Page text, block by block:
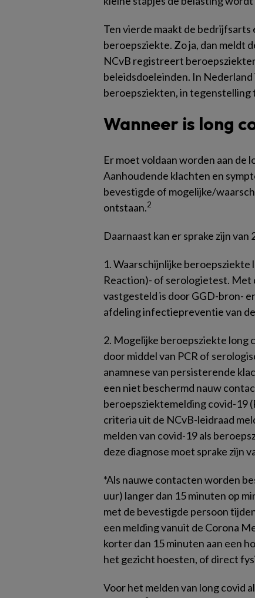
Ten vierde maakt de bedrijfsarts
beroepsziekte. Zo ja, dan meldt
NCvB registreert
beleidsdoeleinden. In
beroepsziekten, in tegenstelling
Wanneer is long
Er moet voldaan worden aan
Aanhoudende klachten en
bevestigde of mogelijke/
ontstaan.2
Daarnaast kan er sprake zijn van
1.Waarschijnlijke beroepsziekte
Reaction)- of serologietest.
vastgesteld is door GGD-bron-
afdeling infectiepreventie van
2. Mogelijke beroepsziekte long
door middel van PCR of
anamnese van persisterende
een niet beschermd nauw
beroepsziektemelding covid-19
criteria uit de NCvB-leidraad
melden van covid-19 als
deze diagnose moet sprake zijn
*Als nauwe contacten worden
uur) langer dan 15 minuten op
met de bevestigde persoon
een melding vanuit de Corona
korter dan 15 minuten aan een
het gezicht hoesten, of direct
Voor het melden van long covid